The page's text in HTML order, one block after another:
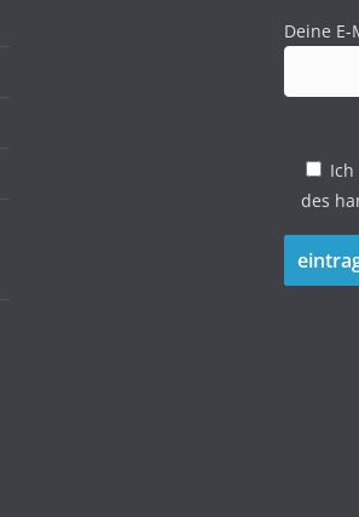
Deine
des